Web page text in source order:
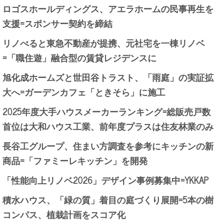
ロゴスホールディングス、アエラホームの民事再生を
支援=スポンサー契約を締結
リノべると東急不動産が提携、元社宅を一棟リノベ
=「職住遊」融合型の賃貸レジデンスに
旭化成ホームズと世田谷トラスト、「雨庭」の実証拡
大へ=ガーデンカフェ「ときそら」に施工
2025年度大手ハウスメーカーランキング=総販売戸数
首位は大和ハウス工業、前年度プラスは住友林業のみ
長谷工グループ、住まい方調査を参考にキッチンの新
商品=「ファミーレキッチン」を開発
「性能向上リノベ2026」デザイン事例募集中=YKKAP
積水ハウス、「緑の質」着目の庭づくり展開=5本の樹
コンパス、植栽計画をスコア化